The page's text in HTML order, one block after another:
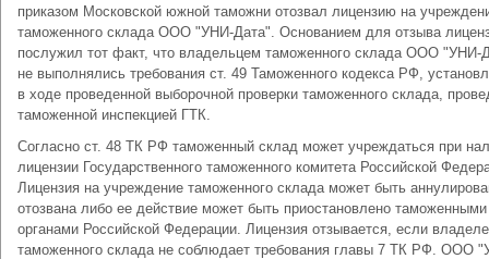
приказом Московской южной таможни отозвал лицензию на
таможенного склада ООО "УНИ-Дата". Основанием для отзыва
послужил тот факт, что владельцем таможенного склада ООО "УНИ-
не выполнялись требования ст. 49 Таможенного кодекса РФ,
в ходе проведенной выборочной проверки таможенного склада,
таможенной инспекцией ГТК.
Согласно ст. 48 ТК РФ таможенный склад может учреждаться при
лицензии Государственного таможенного комитета Российской
Лицензия на учреждение таможенного склада может быть
отозвана либо ее действие может быть приостановлено таможенными
органами Российской Федерации. Лицензия отзывается, если
таможенного склада не соблюдает требования главы 7 ТК РФ. ООО